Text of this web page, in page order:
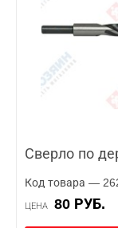
Сверло по
Код товара —
ЦЕНА 80 РУБ.